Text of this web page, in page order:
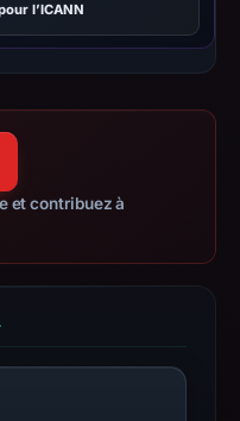
l’ICANN
et contribuez à